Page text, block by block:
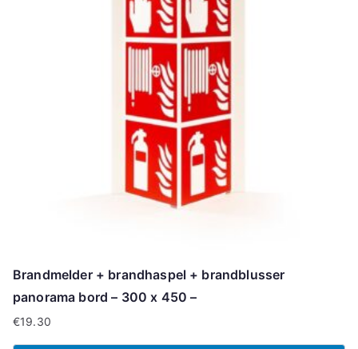
Brandmelder + brandhaspel + brandblusser
panorama bord – 300 x 450 –
€19.30